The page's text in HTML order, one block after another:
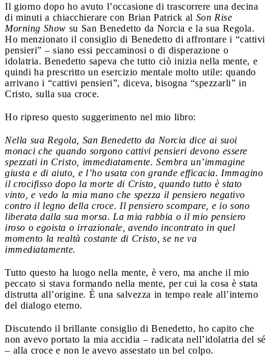
Il giorno dopo ho avuto l’occasione di trascorrere una decina
di minuti a chiacchierare con Brian Patrick al Son Rise
Morning Show su San Benedetto da Norcia e la sua Regola.
Ho menzionato il consiglio di Benedetto di affrontare i “cattivi
pensieri” – siano essi peccaminosi o di disperazione o
idolatria. Benedetto sapeva che tutto ciò inizia nella mente, e
quindi ha prescritto un esercizio mentale molto utile: quando
arrivano i “cattivi pensieri”, diceva, bisogna “spezzarli” in
Cristo, sulla sua croce.
Ho ripreso questo suggerimento nel mio libro:
Nella sua Regola, San Benedetto da Norcia dice ai suoi
monaci che quando sorgono cattivi pensieri devono essere
spezzati in Cristo, immediatamente. Sembra un’immagine
giusta e di aiuto, e l’ho usata con grande efficacia. Immagino
il crocifisso dopo la morte di Cristo, quando tutto è stato
vinto, e vedo la mia mano che spezza il pensiero negativo
contro il legno della croce. Il pensiero scompare, e io sono
liberata dalla sua morsa. La mia rabbia o il mio pensiero
iroso o egoista o irrazionale, avendo incontrato in quel
momento la realtà costante di Cristo, se ne va
immediatamente.
Tutto questo ha luogo nella mente, è vero, ma anche il mio
peccato si stava formando nella mente, per cui la cosa è stata
distrutta all’origine. È una salvezza in tempo reale all’interno
del dialogo eterno.
Discutendo il brillante consiglio di Benedetto, ho capito che
non avevo portato la mia accidia – radicata nell’idolatria del sé
– alla croce e non le avevo assestato un bel colpo.